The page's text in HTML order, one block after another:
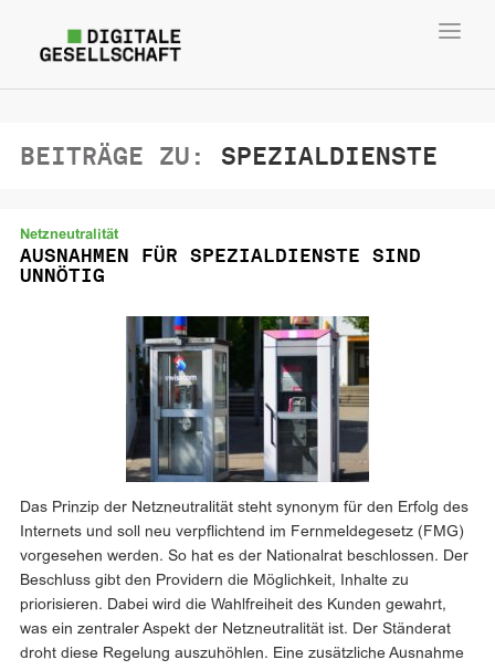
BEITRÄGE ZU: SPEZIALDIENSTE
Netzneutralität
AUSNAHMEN FÜR SPEZIALDIENSTE SIND
UNNÖTIG
Das Prinzip der Netzneutralität steht synonym für den Erfolg des
Internets und soll neu verpflichtend im Fernmeldegesetz (FMG)
vorgesehen werden. So hat es der Nationalrat beschlossen. Der
Beschluss gibt den Providern die Möglichkeit, Inhalte zu
priorisieren. Dabei wird die Wahlfreiheit des Kunden gewahrt,
was ein zentraler Aspekt der Netzneutralität ist. Der Ständerat
droht diese Regelung auszuhöhlen. Eine zusätzliche Ausnahme